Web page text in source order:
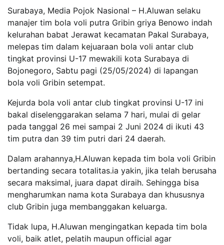
Surabaya, Media Pojok Nasional – H.Aluwan selaku
manajer tim bola voli putra Gribin griya Benowo indah
kelurahan babat Jerawat kecamatan Pakal Surabaya,
melepas tim dalam kejuaraan bola voli antar club
tingkat provinsi U-17 mewakili kota Surabaya di
Bojonegoro, Sabtu pagi (25/05/2024) di lapangan
bola voli Gribin setempat.
Kejurda bola voli antar club tingkat provinsi U-17 ini
bakal diselenggarakan selama 7 hari, mulai di gelar
pada tanggal 26 mei sampai 2 Juni 2024 di ikuti 43
tim putra dan 39 tim putri dari 24 daerah.
Dalam arahannya,H.Aluwan kepada tim bola voli Gribin
bertanding secara totalitas.ia yakin, jika telah berusaha
secara maksimal, juara dapat diraih. Sehingga bisa
mengharumkan nama kota Surabaya dan khususnya
club Gribin juga membanggakan keluarga.
Tidak lupa, H.Aluwan mengingatkan kepada tim bola
voli, baik atlet, pelatih maupun official agar